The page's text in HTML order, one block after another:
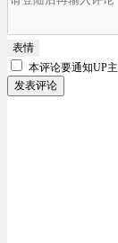
表情
本评论要通知UP主
发表评论